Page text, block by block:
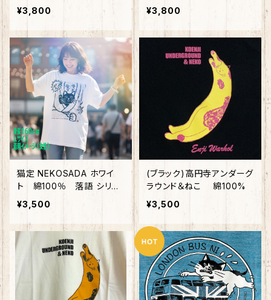
¥3,800
¥3,800
猫定 NEKOSADA ホワイ
ト 綿100％ 落語 シリー
ズ第四弾
¥3,500
(ブラック)高円寺アンダーグ
ラウンド＆ねこ 綿100%
¥3,500